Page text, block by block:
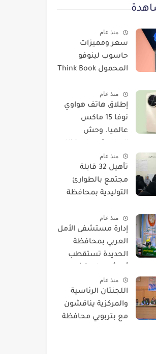
منذ عام
سعر ومميزات
حاسوب لينوفو
المحمول Think Book
منذ عام
​إطلاق هاتف هواوي
نوفا 15 ماكس
عالميا. وحش
EMUI 14.
منذ عام
تأهيل 32 قابلة
مجتمع بالطوارئ
التوليدية بمحافظة
منذ عام
إدارة مستشفى الأمل
العربي بمحافظة
الحديدة تستقطب
العيون.
منذ عام
اللجنتان الرئاسية
والمركزية يناقشون
مع بتربويي محافظة